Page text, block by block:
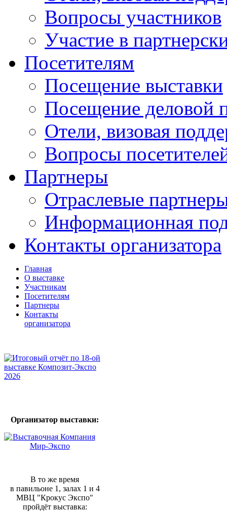
Вопросы участников
Участие в
Посетителям
Посещение выставки
Посещение деловой
Отели, визовая
Вопросы
Партнеры
Отраслевые
Информационная
Контакты организатора
Главная
О выставке
Участникам
Посетителям
Партнеры
Контакты
организатора
Организатор выставки:
В то же время
в павильоне 1, залах 1 и 4
МВЦ "Крокус Экспо"
пройдёт выставка: